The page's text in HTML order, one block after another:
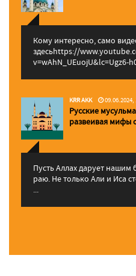
Кому интересно, само
здесьhttps://
v=wAhN_UEuojU&lc=Ugz6-
KRR AKK 09.06.2024,
Русские
pазвеивая мифы
Пусть Аллах дарует нашим
раю. Не только Али и Иса
...